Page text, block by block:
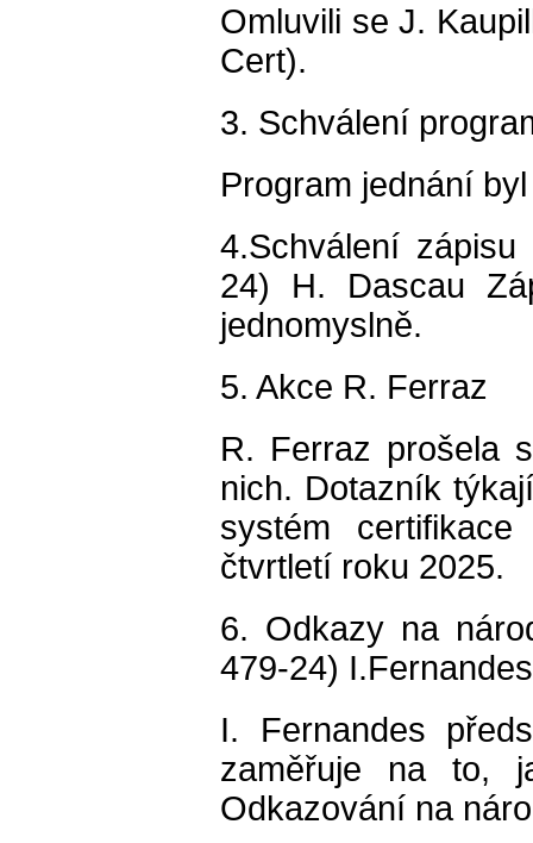
Omluvili se J.
Cert).
3. Schválení
Program jednání
4.Schválení
24) H. Dascau
jednomyslně.
5. Akce R. Ferraz
R. Ferraz prošela
nich. Dotazník
systém
čtvrtletí roku 2025.
6. Odkazy na
479-24) I.Fernandes
I. Fernandes
zaměřuje na to,
Odkazování na